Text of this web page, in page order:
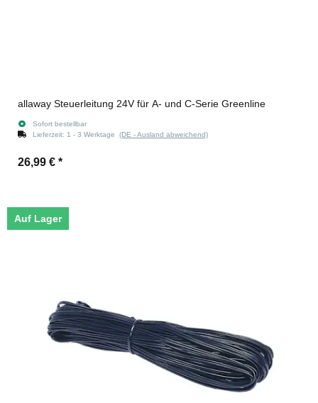
allaway Steuerleitung 24V für A- und C-Serie Greenline
Sofort bestellbar
Lieferzeit: 1 - 3 Werktage (DE - Ausland abweichend)
26,99 € *
Auf Lager